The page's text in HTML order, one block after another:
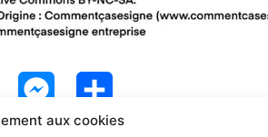
aux cookies
M
e
P
a